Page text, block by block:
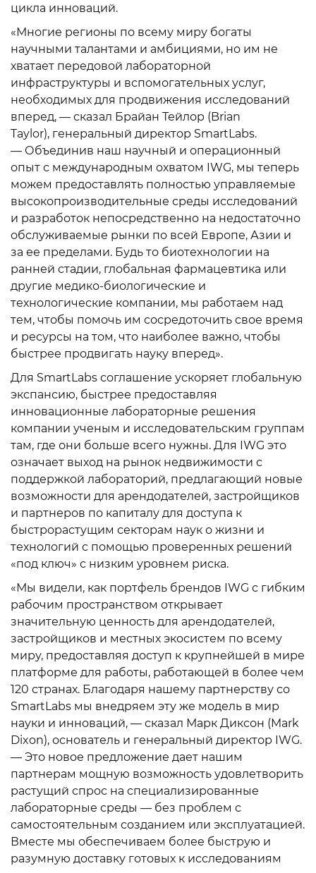
цикла инноваций.
«Многие регионы по всему миру богаты
научными талантами и амбициями, но им не
хватает передовой лабораторной
инфраструктуры и вспомогательных услуг,
необходимых для продвижения исследований
вперед, — сказал Брайан Тейлор (Brian
Taylor), генеральный директор SmartLabs.
— Объединив наш научный и операционный
опыт с международным охватом IWG, мы теперь
можем предоставлять полностью управляемые
высокопроизводительные среды исследований
и разработок непосредственно на недостаточно
обслуживаемые рынки по всей Европе, Азии и
за ее пределами. Будь то биотехнологии на
ранней стадии, глобальная фармацевтика или
другие медико-биологические и
технологические компании, мы работаем над
тем, чтобы помочь им сосредоточить свое время
и ресурсы на том, что наиболее важно, чтобы
быстрее продвигать науку вперед».
Для SmartLabs соглашение ускоряет глобальную
экспансию, быстрее предоставляя
инновационные лабораторные решения
компании ученым и исследовательским группам
там, где они больше всего нужны. Для IWG это
означает выход на рынок недвижимости с
поддержкой лабораторий, предлагающий новые
возможности для арендодателей, застройщиков
и партнеров по капиталу для доступа к
быстрорастущим секторам наук о жизни и
технологий с помощью проверенных решений
«под ключ» с низким уровнем риска.
«Мы видели, как портфель брендов IWG с гибким
рабочим пространством открывает
значительную ценность для арендодателей,
застройщиков и местных экосистем по всему
миру, предоставляя доступ к крупнейшей в мире
платформе для работы, работающей в более чем
120 странах. Благодаря нашему партнерству со
SmartLabs мы внедряем эту же модель в мир
науки и инноваций, — сказал Марк Диксон (Mark
Dixon), основатель и генеральный директор IWG.
— Это новое предложение дает нашим
партнерам мощную возможность удовлетворить
растущий спрос на специализированные
лабораторные среды — без проблем с
самостоятельным созданием или эксплуатацией.
Вместе мы обеспечиваем более быструю и
разумную доставку готовых к исследованиям